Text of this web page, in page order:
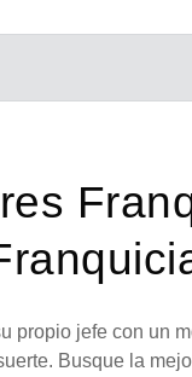
propio jefe con un
Busque la